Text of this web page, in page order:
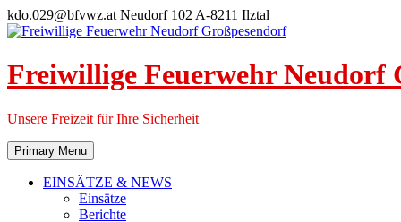
Skip
to
kdo.029@bfvwz.at Neudorf 102 A-8211 Ilztal
Freiwillige Feuerwehr Neudorf
Unsere Freizeit für Ihre Sicherheit
Primary Menu
EINSÄTZE & NEWS
Einsätze
Berichte